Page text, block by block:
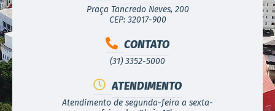
Praça Tancredo Neves, 200
CEP: 32017-900
CONTATO
(31) 3352-5000
ATENDIMENTO
Atendimento de segunda-feira a sexta-